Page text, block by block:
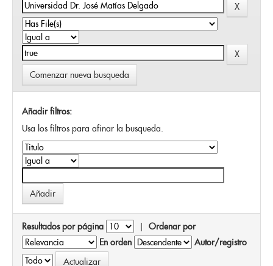
Comenzar nueva busqueda
Añadir filtros:
Usa los filtros para afinar la busqueda.
Resultados por página | Ordenar por
En orden
Autor/registro